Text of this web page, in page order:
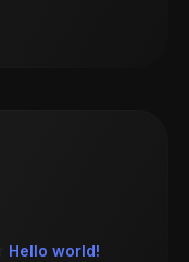
Hello world!